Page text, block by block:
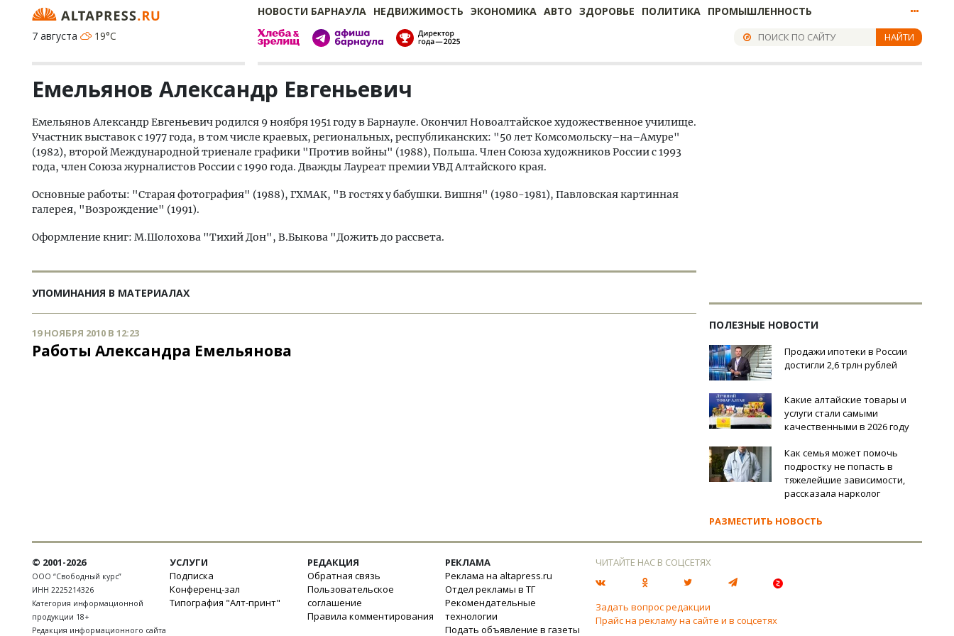
НОВОСТИ БАРНАУЛА НЕДВИЖИМОСТЬ ЭКОНОМИКА АВТО ЗДОРОВЬЕ ПОЛИТИКА ПРОМЫШЛЕННОСТЬ
7 августа
19°C НАЙТИ
Емельянов Александр Евгеньевич
Емельянов Александр Евгеньевич родился 9 ноября 1951 году в Барнауле. Окончил Новоалтайское художественное училище.
Участник выставок с 1977 года, в том числе краевых, региональных, республиканских: "50 лет Комсомольску–на–Амуре"
(1982), второй Международной триенале графики "Против войны" (1988), Польша. Член Союза художников России с 1993
года, член Союза журналистов России с 1990 года. Дважды Лауреат премии УВД Алтайского края.
Основные работы: "Старая фотография" (1988), ГХМАК, "В гостях у бабушки. Вишня" (1980-1981), Павловская картинная
галерея, "Возрождение" (1991).
Оформление книг: М.Шолохова "Тихий Дон", В.Быкова "Дожить до рассвета.
УПОМИНАНИЯ В МАТЕРИАЛАХ
19 НОЯБРЯ 2010 В 12:23
Работы Александра Емельянова
ПОЛЕЗНЫЕ НОВОСТИ
Продажи ипотеки в России
достигли 2,6 трлн рублей
Какие алтайские товары и
услуги стали самыми
качественными в 2026 году
Как семья может помочь
подростку не попасть в
тяжелейшие зависимости,
рассказала нарколог
РАЗМЕСТИТЬ НОВОСТЬ
© 2001-2026
ООО “Свободный курс”
ИНН 2225214326
Категория информационной
продукции 18+
Редакция информационного сайта
УСЛУГИ
Подписка
Конференц-зал
Типография "Алт-принт"
РЕДАКЦИЯ
Обратная связь
Пользовательское
соглашение
Правила комментирования
РЕКЛАМА
Реклама на altapress.ru
Отдел рекламы в ТГ
Рекомендательные
технологии
Подать объявление в газеты
ЧИТАЙТЕ НАС В СОЦСЕТЯХ
Задать вопрос редакции
Прайс на рекламу на сайте и в соцсетях